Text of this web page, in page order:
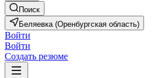
Поиск
Беляевка (Оренбургская область)
Войти
Войти
Создать резюме